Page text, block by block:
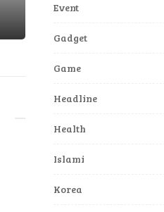
Event
Gadget
Game
Headline
Health
Islami
Korea